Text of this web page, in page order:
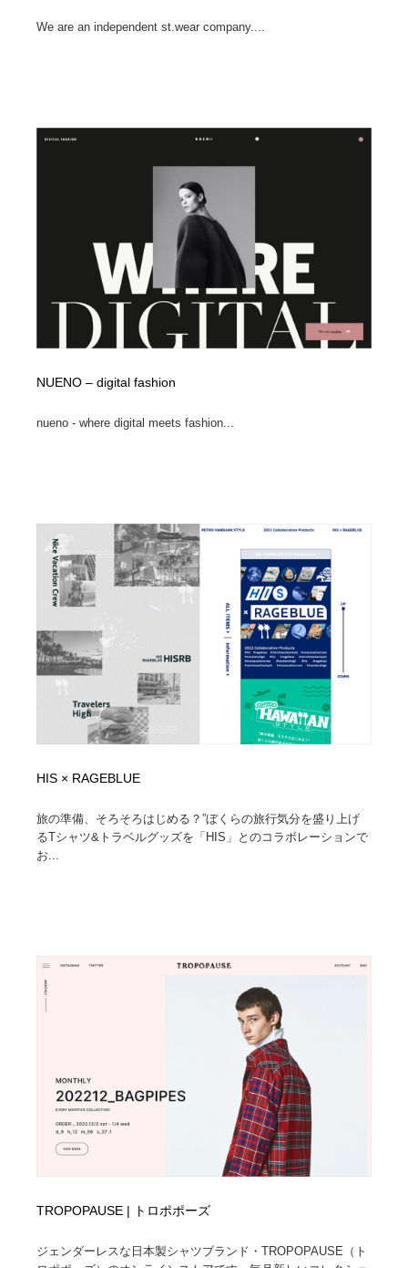
We are an independent st.wear company....
NUENO – digital fashion
nueno - where digital meets fashion...
HIS × RAGEBLUE
旅の準備、そろそろはじめる？”ぼくらの旅行気分を盛り上げ
るTシャツ&トラベルグッズを「HIS」とのコラボレーションで
お...
TROPOPAUSE | トロポポーズ
ジェンダーレスな日本製シャツブランド・TROPOPAUSE（ト